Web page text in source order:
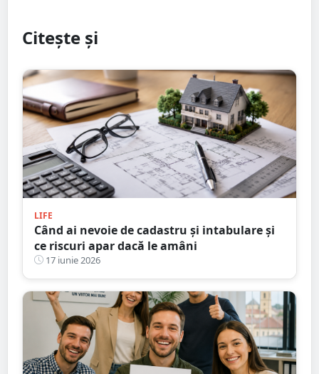
Citește și
LIFE
Când ai nevoie de cadastru și intabulare și
ce riscuri apar dacă le amâni
17 iunie 2026